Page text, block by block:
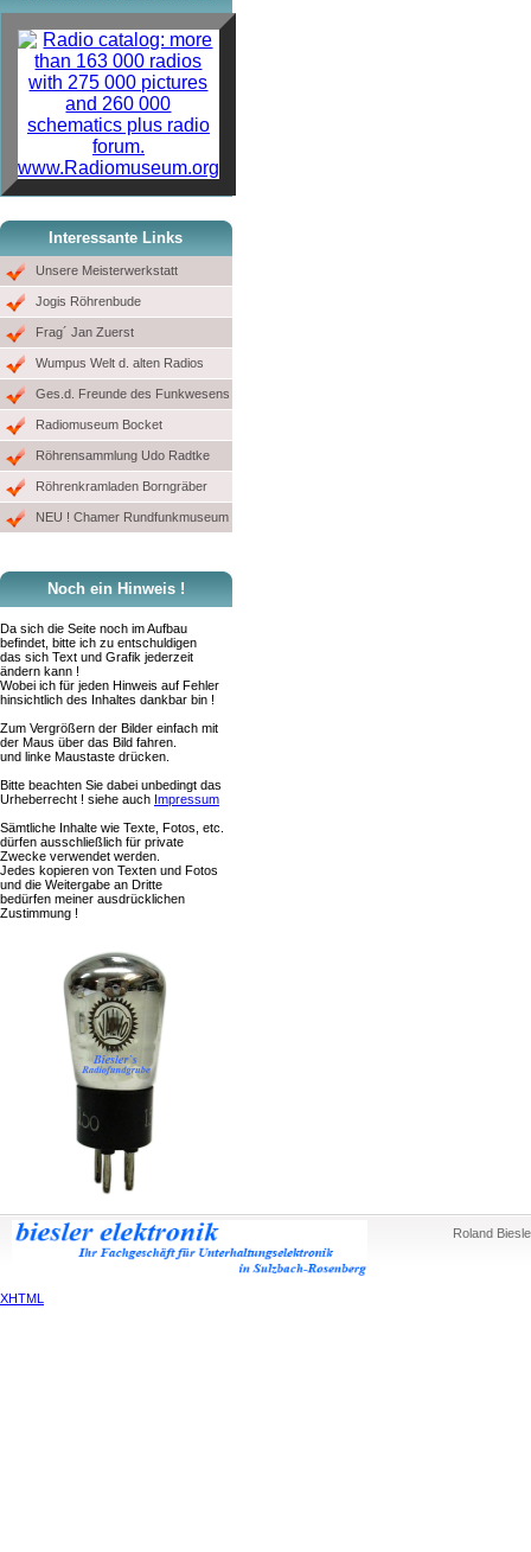
www.Radiomuseum.org
Interessante Links
Unsere Meisterwerkstatt
Jogis Röhrenbude
Frag´ Jan Zuerst
Wumpus Welt d. alten Radios
Ges.d. Freunde des Funkwesens
Radiomuseum Bocket
Röhrensammlung Udo Radtke
Röhrenkramladen Borngräber
NEU ! Chamer Rundfunkmuseum
Noch ein Hinweis !
Da sich die Seite noch im Aufbau
befindet, bitte ich zu entschuldigen
das sich Text und Grafik jederzeit
ändern kann !
Wobei ich für jeden Hinweis auf Fehler
hinsichtlich des Inhaltes dankbar bin !
Zum Vergrößern der Bilder einfach mit
der Maus über das Bild fahren.
und linke Maustaste drücken.
Bitte beachten Sie dabei unbedingt das
Urheberrecht ! siehe auch Impressum
Sämtliche Inhalte wie Texte, Fotos, etc.
dürfen ausschließlich für private
Zwecke verwendet werden.
Jedes kopieren von Texten und Fotos
und die Weitergabe an Dritte
bedürfen meiner ausdrücklichen
Zustimmung !
Roland
XHTML